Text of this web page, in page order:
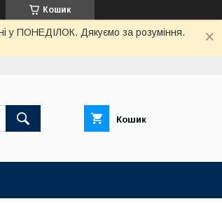
Кошик
у ПОНЕДІЛОК. Дякуємо за розуміння.
Кошик